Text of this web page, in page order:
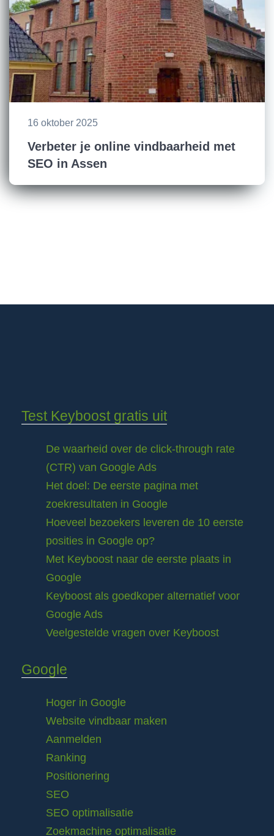
16 oktober 2025
Verbeter je online vindbaarheid met
SEO in Assen
Test Keyboost gratis uit
De waarheid over de click-through rate
(CTR) van Google Ads
Het doel: De eerste pagina met
zoekresultaten in Google
Hoeveel bezoekers leveren de 10 eerste
posities in Google op?
Met Keyboost naar de eerste plaats in
Google
Keyboost als goedkoper alternatief voor
Google Ads
Veelgestelde vragen over Keyboost
Google
Hoger in Google
Website vindbaar maken
Aanmelden
Ranking
Positionering
SEO
SEO optimalisatie
Zoekmachine optimalisatie